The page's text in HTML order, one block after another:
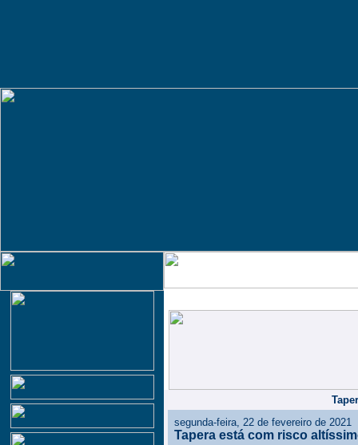
segunda-feira, 22 de fevereiro de 2021
Tapera está com risco